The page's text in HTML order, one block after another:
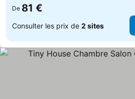
De 81 €
Consulter les prix de 2 sites